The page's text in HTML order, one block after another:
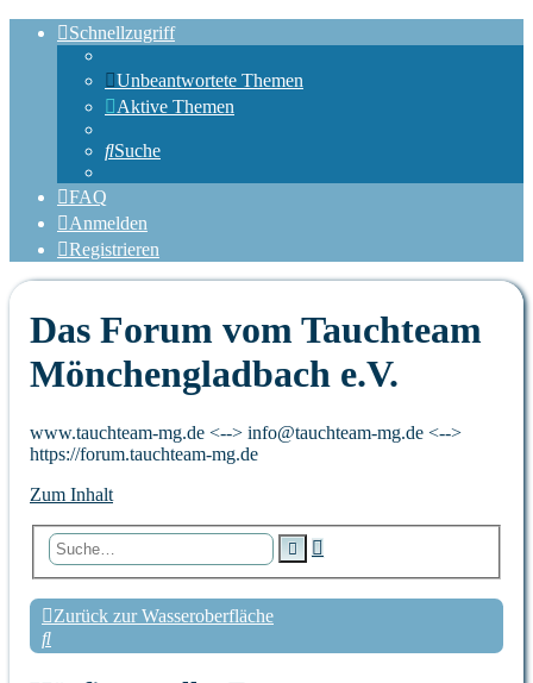
Schnellzugriff
Unbeantwortete Themen
Aktive Themen
Suche
FAQ
Anmelden
Registrieren
Das Forum vom Tauchteam
Mönchengladbach e.V.
www.tauchteam-mg.de <--> info@tauchteam-mg.de <-->
https://forum.tauchteam-mg.de
Zum Inhalt
SucheErweiterte
Suche
Zurück zur Wasseroberfläche
Suche